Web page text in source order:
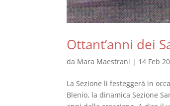
Ottant’anni dei
da Mara Maestrani | 14 Feb
La Sezione li festeggerà in
Blenio, la dinamica Sezione